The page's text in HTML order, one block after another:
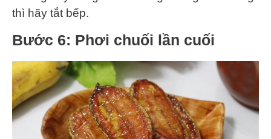
thì hãy tắt bếp.
Bước 6: Phơi chuối lần cuối